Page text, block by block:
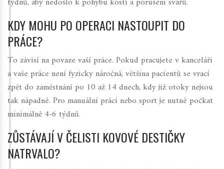
KDY MOHU PO OPERACI NASTOUPIT DO
PRÁCE?
To závisí na povaze vaší práce. Pokud pracujete v kanceláři
a vaše práce není fyzicky náročná, většina pacientů se vrací
zpět do zaměstnání po 10 až 14 dnech, kdy již otoky nejsou
tak nápadné. Pro manuální práci nebo sport je nutné počkat
minimálně 4-6 týdnů.
ZŮSTÁVAJÍ V ČELISTI KOVOVÉ DESTIČKY
NATRVALO?